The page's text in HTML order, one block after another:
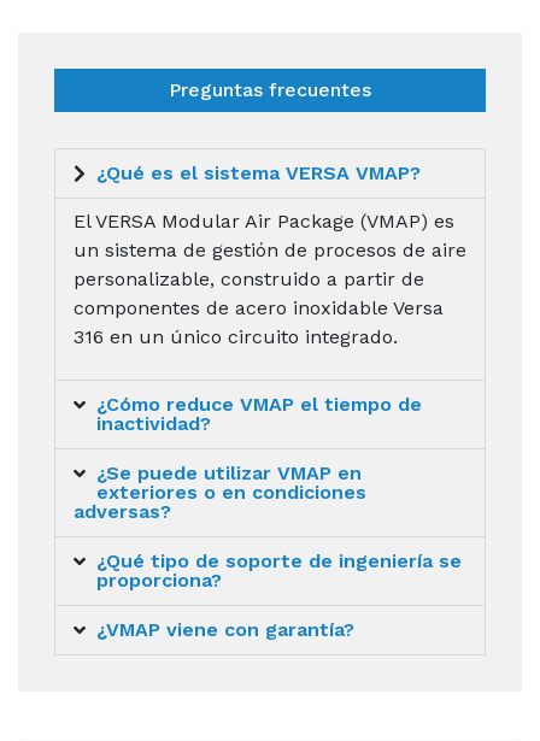
Preguntas frecuentes
¿Qué es el sistema VERSA VMAP?
El VERSA Modular Air Package (VMAP) es
un sistema de gestión de procesos de aire
personalizable, construido a partir de
componentes de acero inoxidable Versa
316 en un único circuito integrado.
¿Cómo reduce VMAP el tiempo de
inactividad?
¿Se puede utilizar VMAP en
exteriores o en condiciones
adversas?
¿Qué tipo de soporte de ingeniería se
proporciona?
¿VMAP viene con garantía?